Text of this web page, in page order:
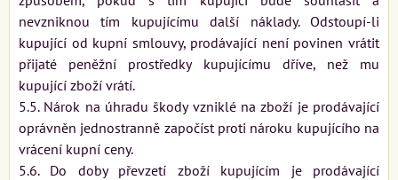
nevzniknou tím kupujícímu další náklady. Odstoupí-li
kupující od kupní smlouvy, prodávající není povinen vrátit
přijaté peněžní prostředky kupujícímu dříve, než mu
kupující zboží vrátí.
5.5. Nárok na úhradu škody vzniklé na zboží je prodávající
oprávněn jednostranně započíst proti nároku kupujícího na
vrácení kupní ceny.
5.6. Do doby převzetí zboží kupujícím je prodávající